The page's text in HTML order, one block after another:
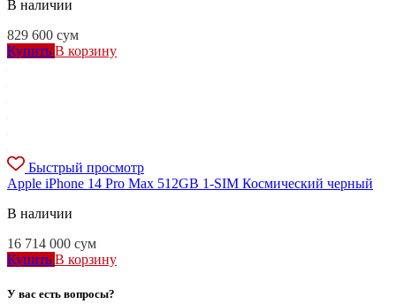
В наличии
829 600 сум
Купить В корзину
Быстрый просмотр
Apple iPhone 14 Pro Max 512GB 1-SIM Космический черный
В наличии
16 714 000 сум
Купить В корзину
У вас есть вопросы?